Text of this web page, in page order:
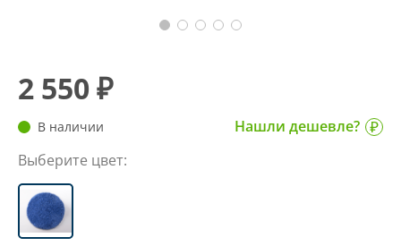
2 550 ₽
В наличии
Нашли дешевле?
Выберите цвет: